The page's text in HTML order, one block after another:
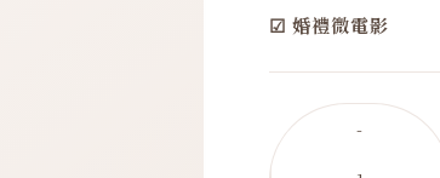
☑ 婚禮微電影